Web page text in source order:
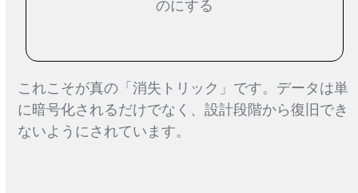
のにする
これこそが真の「消失トリック」です。データは単
に暗号化されるだけでなく、設計段階から復旧でき
ないようにされています。